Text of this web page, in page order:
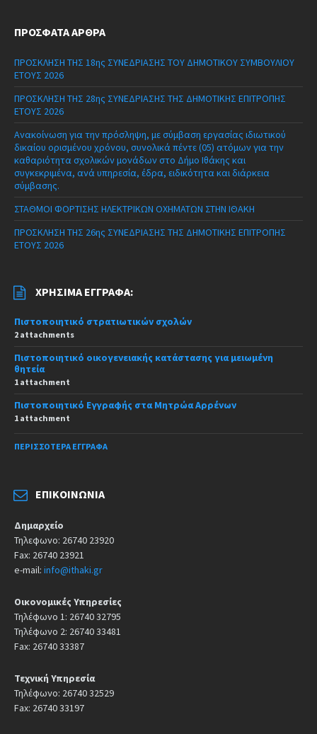
ΠΡΌΣΦΑΤΑ ΆΡΘΡΑ
ΠΡΟΣΚΛΗΣΗ ΤΗΣ 18ης ΣΥΝΕΔΡΙΑΣΗΣ ΤΟΥ ΔΗΜΟΤΙΚΟΥ ΣΥΜΒΟΥΛΙΟΥ
ΕΤΟΥΣ 2026
ΠΡΟΣΚΛΗΣΗ ΤΗΣ 28ης ΣΥΝΕΔΡΙΑΣΗΣ ΤΗΣ ΔΗΜΟΤΙΚΗΣ ΕΠΙΤΡΟΠΗΣ
ΕΤΟΥΣ 2026
Ανακοίνωση για την πρόσληψη, με σύμβαση εργασίας ιδιωτικού
δικαίου ορισμένου χρόνου, συνολικά πέντε (05) ατόμων για την
καθαριότητα σχολικών μονάδων στο Δήμο Ιθάκης και
συγκεκριμένα, ανά υπηρεσία, έδρα, ειδικότητα και διάρκεια
σύμβασης.
ΣΤΑΘΜΟΙ ΦΟΡΤΙΣΗΣ ΗΛΕΚΤΡΙΚΩΝ ΟΧΗΜΑΤΩΝ ΣΤΗΝ ΙΘΑΚΗ
ΠΡΟΣΚΛΗΣΗ ΤΗΣ 26ης ΣΥΝΕΔΡΙΑΣΗΣ ΤΗΣ ΔΗΜΟΤΙΚΗΣ ΕΠΙΤΡΟΠΗΣ
ΕΤΟΥΣ 2026
ΧΡΉΣΙΜΑ ΈΓΓΡΑΦΑ:
Πιστοποιητικό στρατιωτικών σχολών
2 attachments
Πιστοποιητικό οικογενειακής κατάστασης για μειωμένη
θητεία
1 attachment
Πιστοποιητικό Εγγραφής στα Μητρώα Αρρένων
1 attachment
ΠΕΡΙΣΣΌΤΕΡΑ ΈΓΓΡΑΦΑ
ΕΠΙΚΟΙΝΩΝΊΑ
Δημαρχείο
Τηλεφωνο: 26740 23920
Fax: 26740 23921
e-mail: info@ithaki.gr
Οικονομικές Υπηρεσίες
Τηλέφωνο 1: 26740 32795
Τηλέφωνο 2: 26740 33481
Fax: 26740 33387
Τεχνική Υπηρεσία
Τηλέφωνο: 26740 32529
Fax: 26740 33197